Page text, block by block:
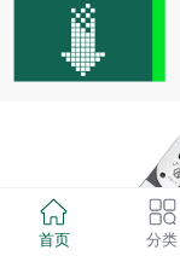
首页 分类